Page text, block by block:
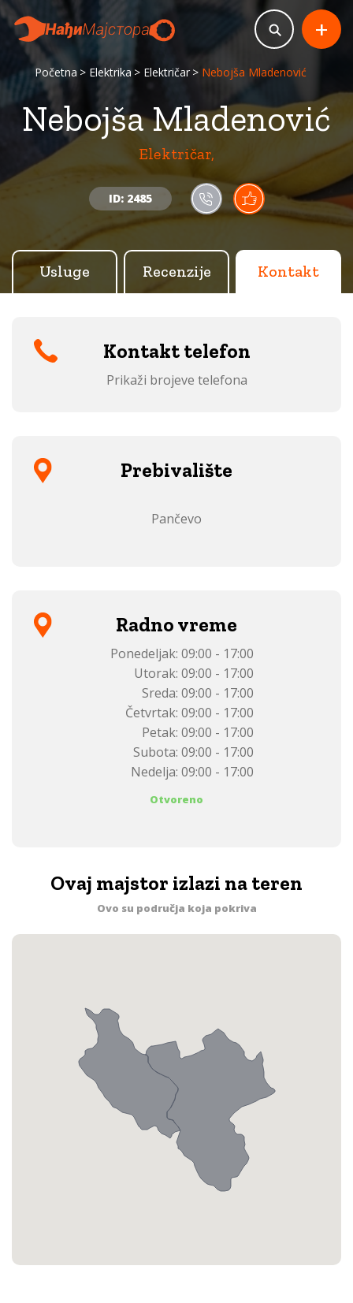
Početna Elektrika Električar Nebojša Mladenović
Nebojša Mladenović
Električar,
ID: 2485
+
Usluge Recenzije Kontakt
Kontakt telefon
Prikaži brojeve telefona
Prebivalište
Pančevo
Radno vreme
Ponedeljak: 09:00 - 17:00
Utorak: 09:00 - 17:00
Sreda: 09:00 - 17:00
Četvrtak: 09:00 - 17:00
Petak: 09:00 - 17:00
Subota: 09:00 - 17:00
Nedelja: 09:00 - 17:00
Otvoreno
Ovaj majstor izlazi na teren
Ovo su područja koja pokriva